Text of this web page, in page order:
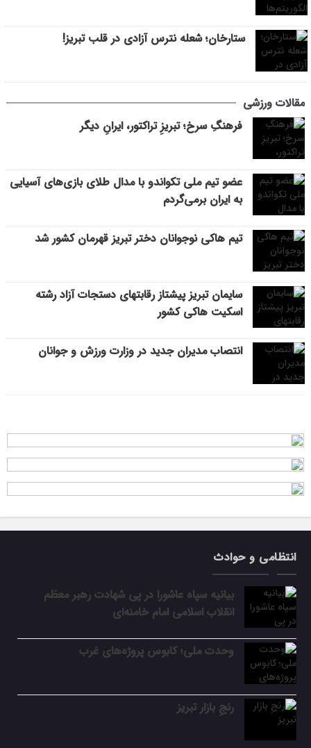
ستارخان؛ شعله نترس آزادی در قلب تبریز!
مقالات ورزشی
فرهنگِ سرخ؛ تبریزِ تراکتور، ایرانِ دیگر
عضو تیم ملی تکواندو با مدال طلای بازی‌های آسیایی
به ایران برمی‌گردم
تیم هاکی نوجوانان دختر تبریز قهرمان کشور شد
سایمان تبریز پیشتاز رقابتهای دستجات آزاد رشته
اسکیت هاکی کشور
انتصاب مدیران جدید در وزارت ورزش و جوانان
انتظامی و حوادث
بیانیه سپاه عاشورا در پی شهادت رهبر معظم
انقلاب اسلامی امام خامنه‌ای
وحدت ملی؛ کابوس پروژه‌های غرب
رنجِ بازار تبریز